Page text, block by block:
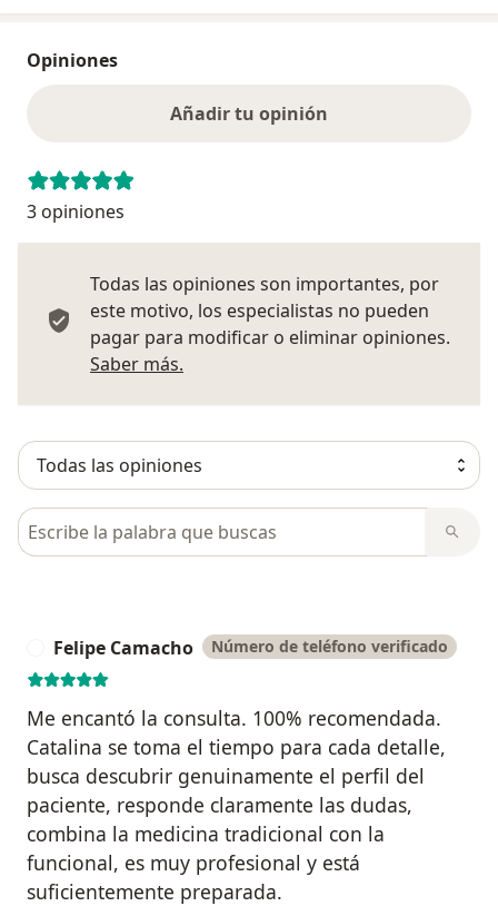
Opiniones
Añadir tu opinión
3 opiniones
Todas las opiniones son importantes, por
este motivo, los especialistas no pueden
pagar para modificar o eliminar opiniones.
Saber más.
Busca en opiniones
Felipe Camacho Número de teléfono verificado
Me encantó la consulta. 100% recomendada.
Catalina se toma el tiempo para cada detalle,
busca descubrir genuinamente el perfil del
paciente, responde claramente las dudas,
combina la medicina tradicional con la
funcional, es muy profesional y está
suficientemente preparada.